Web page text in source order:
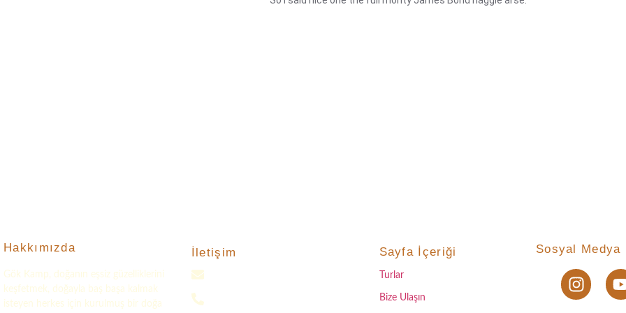
Hakkımızda
Gök Kamp, doğanın eşsiz güzelliklerini
keşfetmek, doğayla baş başa kalmak
isteyen herkes için kurulmuş bir doğa
İletişim Sayfa İçeriği
Turlar
Bize Ulaşın
Sosyal Medya